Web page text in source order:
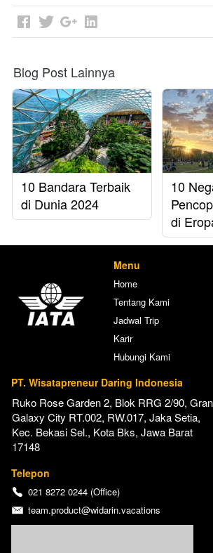
Blog Post Lainnya
10 Bandara Terbaik
di Dunia 2024
10
di
Menu
Home
Tentang Kami
Jadwal Trip
Karir
Hubungi Kami
PT. Wisatapreneur Daring Indonesia
Ruko Rose Garden 2, Blok RRG 2/90,
Galaxy City RT.002, RW.017, Jaka Setia,
Kec. Bekasi Sel., Kota Bks, Jawa Barat
17148
Telepon
021 8272 0244 (Office)
team.product@widarin.vacations